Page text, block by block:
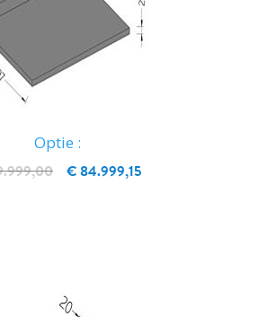
Optie :
€ 84.999,15